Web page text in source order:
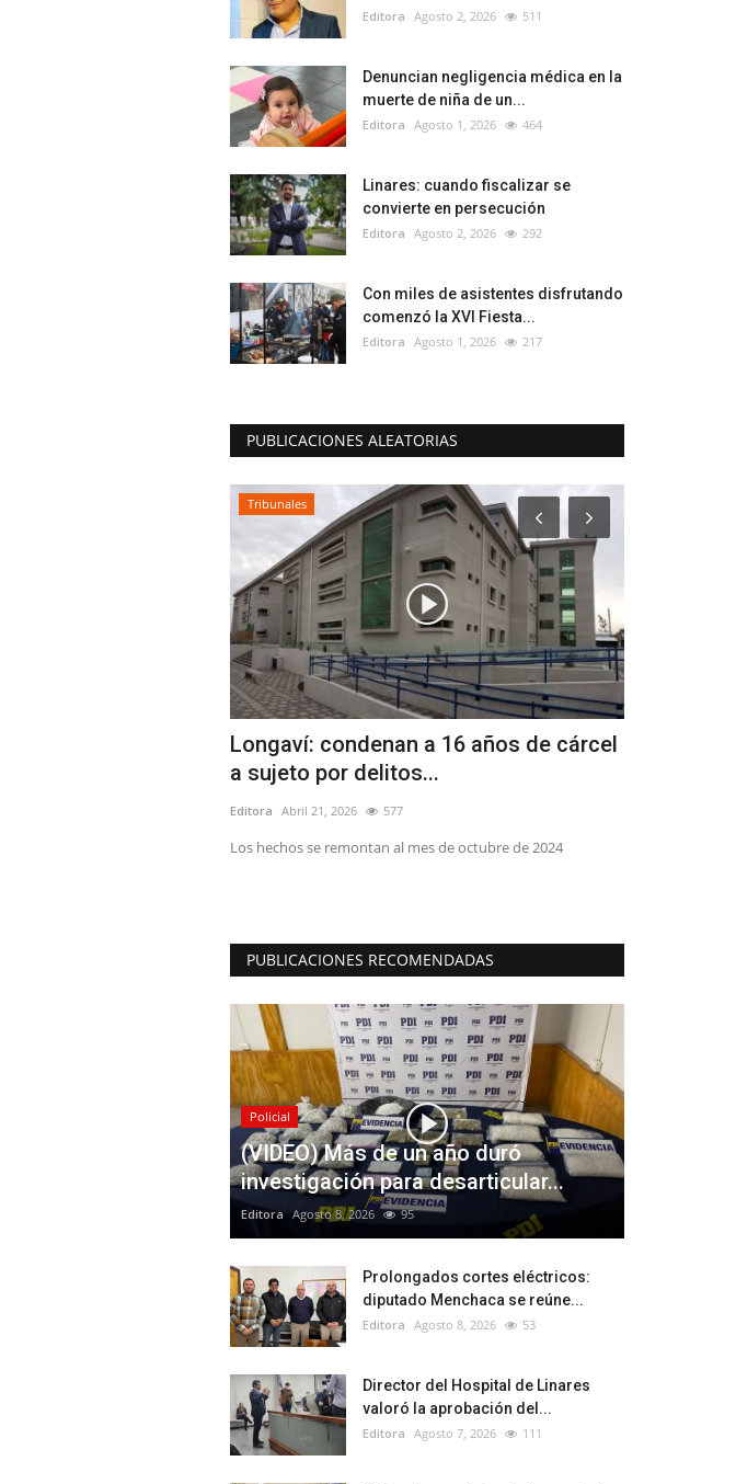
Editora Agosto 2, 2026 511
Denuncian negligencia médica en la
muerte de niña de un...
Editora Agosto 1, 2026 464
Linares: cuando fiscalizar se
convierte en persecución
Editora Agosto 2, 2026 292
Con miles de asistentes disfrutando
comenzó la XVI Fiesta...
Editora Agosto 1, 2026 217
PUBLICACIONES ALEATORIAS
Tribunales
Longaví: condenan a 16 años de cárcel
a sujeto por delitos...
Editora Abril 21, 2026 577
Los hechos se remontan al mes de octubre de 2024
PUBLICACIONES RECOMENDADAS
Policial
(VIDEO) Más de un año duró
investigación para desarticular...
Editora Agosto 8, 2026 95
Prolongados cortes eléctricos:
diputado Menchaca se reúne...
Editora Agosto 8, 2026 53
Director del Hospital de Linares
valoró la aprobación del...
Editora Agosto 7, 2026 111